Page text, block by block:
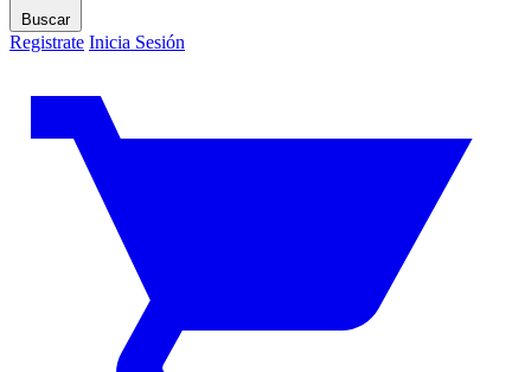
Buscar
Registrate Inicia Sesión